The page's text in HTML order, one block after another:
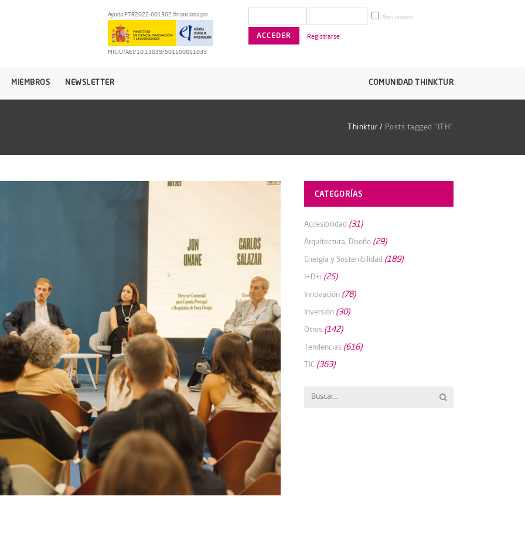
Ayuda PTR2022-001302 financiada por:
MICIU/AEI/10.13039/501100011033
Recuérdame
Registrarse
MIEMBROS NEWSLETTER COMUNIDAD THINKTUR
Thinktur / Posts tagged "ITH"
CATEGORÍAS
Accesibilidad (31)
Arquitectura, Diseño (29)
Energía y Sostenibilidad (189)
I+D+i (25)
Innovación (78)
Inversión (30)
Otros (142)
Tendencias (616)
TIC (363)